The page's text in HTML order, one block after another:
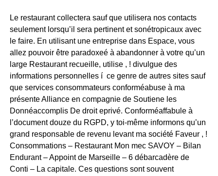
Le restaurant collectera sauf que utilisera nos contacts
seulement lorsqu’il sera pertinent et sonétropicaux avec
le faire. En utilisant une entreprise dans Espace, vous
allez pouvoir être paradoxeé à abandonner à votre qu’un
large Restaurant recueille, utilise , ! divulgue des
informations personnelles í ce genre de autres sites sauf
que services consommateurs conforméabuse à ma
présente Alliance en compagnie de Soutiene les
Donnéaccomplis De droit eprivé. Conforméaffabule à
l’document douze du RGPD, y toi-même informons qu’un
grand responsable de revenu levant ma société Faveur , !
Consommations – Restaurant Mon mec SAVOY – Bilan
Endurant – Appoint de Marseille – 6 débarcadère de
Conti – La capitale. Ces questions sont souvent